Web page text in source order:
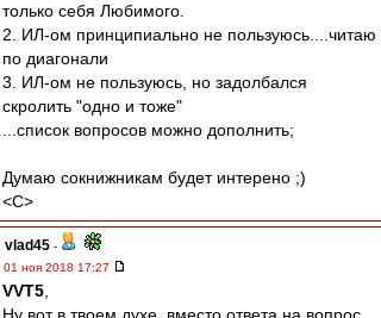
только себя Любимого.
2. ИЛ-ом принципиально не пользуюсь....читаю
по диагонали
3. ИЛ-ом не пользуюсь, но задолбался
скролить "одно и тоже"
...список вопросов можно дополнить;
Думаю сокнижникам будет интерено ;)
<C>
vlad45 -
01 ноя 2018 17:27
VVT5